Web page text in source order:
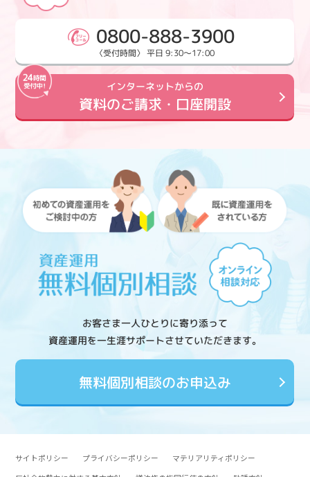
0800-888-3900
〈受付時間〉 平日 9:30～17:00
インターネットからの
資料のご請求・口座開設
お客さま一人ひとりに寄り添って
資産運用を一生涯サポートさせていただきます。
無料個別相談のお申込み
サイトポリシー プライバシーポリシー
マテリアリティポリシー